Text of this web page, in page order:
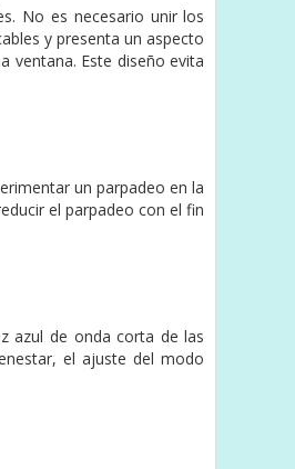
No es necesario unir los
y presenta un aspecto
ventana. Este diseño evita
un parpadeo en la
el parpadeo con el fin
azul de onda corta de las
el ajuste del modo